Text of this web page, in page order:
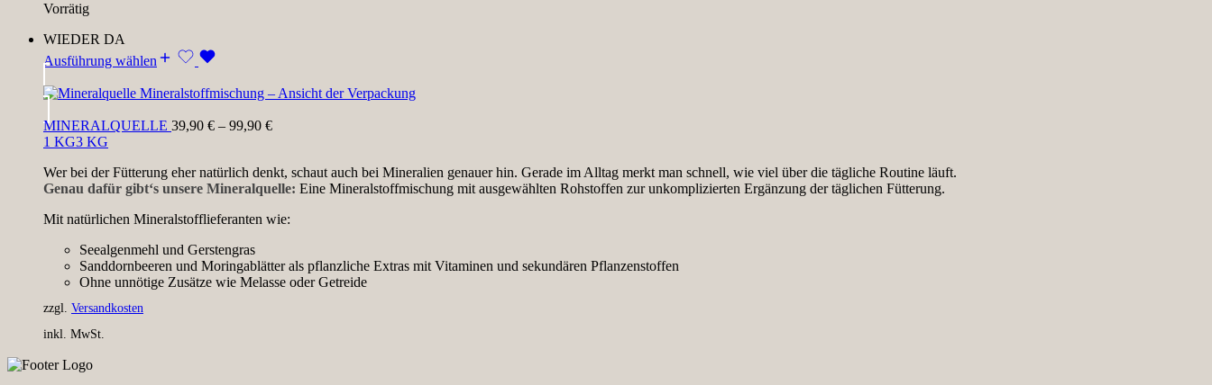
Vorrätig
WIEDER DA
Ausführung wählen
MINERALQUELLE 39,90 € – 99,90 €
1 KG3 KG
Wer bei der Fütterung eher natürlich denkt, schaut auch bei Mineralien genauer hin. Gerade im Alltag merkt man schnell, wie viel über die tägliche Routine läuft.
Genau dafür gibt‘s unsere Mineralquelle: Eine Mineralstoffmischung mit ausgewählten Rohstoffen zur unkomplizierten Ergänzung der täglichen Fütterung.
Mit natürlichen Mineralstofflieferanten wie:
Seealgenmehl und Gerstengras
Sanddornbeeren und Moringablätter als pflanzliche Extras mit Vitaminen und sekundären Pflanzenstoffen
Ohne unnötige Zusätze wie Melasse oder Getreide
zzgl. Versandkosten
inkl. MwSt.